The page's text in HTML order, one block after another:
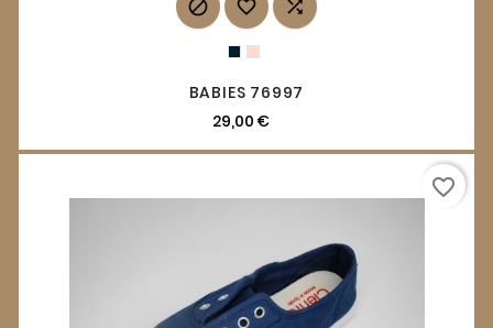
  
BABIES 76997
29,00 €
favorite_border